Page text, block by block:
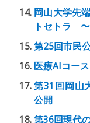
岡山大学先
トセトラ
第25回市民
医療AIコー
第31回岡山
公開
第36回現代